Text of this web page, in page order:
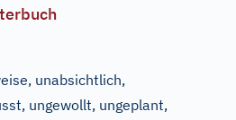
unabsichtlich,
ungewollt, ungeplant,